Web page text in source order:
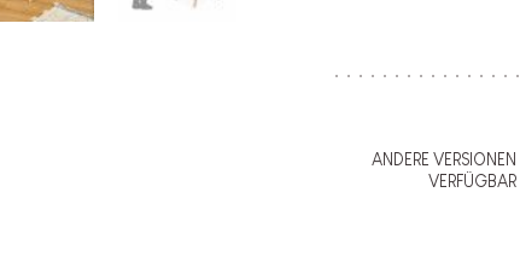
ANDERE VERSIONEN
VERFÜGBAR